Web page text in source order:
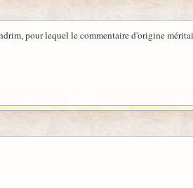
pour lequel le commentaire d'origine